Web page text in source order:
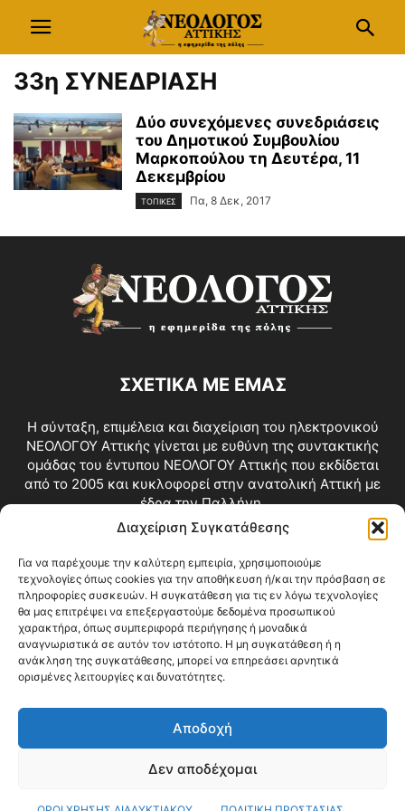
Διαχείριση Συγκατάθεσης
Για να παρέχουμε την καλύτερη εμπειρία, χρησιμοποιούμε
τεχνολογίες όπως cookies για την αποθήκευση ή/και την πρόσβαση σε
πληροφορίες συσκευών. Η συγκατάθεση για τις εν λόγω τεχνολογίες
θα μας επιτρέψει να επεξεργαστούμε δεδομένα προσωπικού
χαρακτήρα, όπως συμπεριφορά περιήγησης ή μοναδικά
αναγνωριστικά σε αυτόν τον ιστότοπο. Η μη συγκατάθεση ή η
ανάκληση της συγκατάθεσης, μπορεί να επηρεάσει αρνητικά
ορισμένες λειτουργίες και δυνατότητες.
Αποδοχή
Δεν αποδέχομαι
33η ΣΥΝΕΔΡΙΑΣΗ
Δύο συνεχόμενες συνεδριάσεις
του Δημοτικού Συμβουλίου
Μαρκοπούλου τη Δευτέρα, 11
Δεκεμβρίου
ΤΟΠΙΚΕΣ Πα, 8 Δεκ, 2017
ΣΧΕΤΙΚΑ ΜΕ ΕΜΑΣ
Η σύνταξη, επιμέλεια και διαχείριση του ηλεκτρονικού
ΝΕΟΛΟΓΟΥ Αττικής γίνεται με ευθύνη της συντακτικής
ομάδας του έντυπου ΝΕΟΛΟΓΟΥ Αττικής που εκδίδεται
από το 2005 και κυκλοφορεί στην ανατολική Αττική με
έδρα την Παλλήνη.
Επικοινωνία:info@neologosattikis.gr
ΑΚΟΛΟΥΘΗΣΕ ΜΑΣ
Videos Όροι Χρήσης